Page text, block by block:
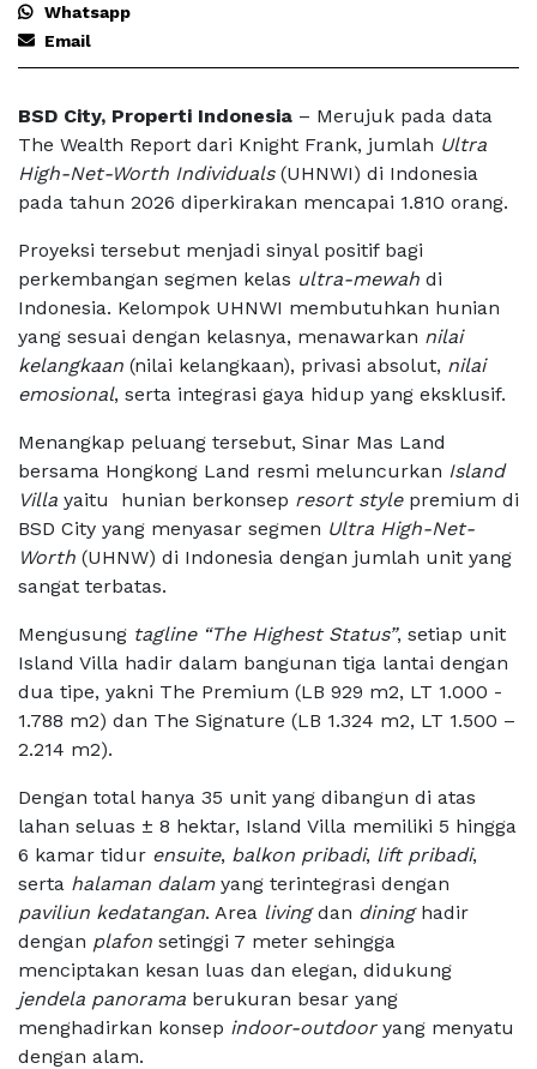
Whatsapp
Email
BSD City, Properti Indonesia – Merujuk pada data
The Wealth Report dari Knight Frank, jumlah Ultra
High-Net-Worth Individuals(UHNWI) di Indonesia
pada tahun 2026 diperkirakan mencapai 1.810 orang.
Proyeksi tersebut menjadi sinyal positif bagi
perkembangan segmen kelas ultra-mewah di
Indonesia. Kelompok UHNWI membutuhkan hunian
yang sesuai dengan kelasnya, menawarkan nilai
kelangkaan (nilai kelangkaan), privasi absolut, nilai
emosional, serta integrasi gaya hidup yang eksklusif.
Menangkap peluang tersebut, Sinar Mas Land
bersama Hongkong Land resmi meluncurkan Island
Villa yaitu hunian berkonsep resort stylepremium di
BSD City yang menyasar segmen Ultra High-Net-
Worth (UHNW) di Indonesia dengan jumlah unit yang
sangat terbatas.
Mengusung tagline “The Highest Status”, setiap unit
Island Villa hadir dalam bangunan tiga lantai dengan
dua tipe, yakni The Premium (LB 929 m2, LT 1.000 -
1.788 m2) dan The Signature (LB 1.324 m2, LT 1.500 –
2.214 m2).
Dengan total hanya 35 unit yang dibangun di atas
lahan seluas ± 8 hektar, Island Villa memiliki 5 hingga
6 kamar tidur ensuite, balkon pribadi, lift pribadi,
serta halaman dalamyang terintegrasi dengan
paviliun kedatangan. Area livingdan dininghadir
dengan plafon setinggi 7 meter sehingga
menciptakan kesan luas dan elegan, didukung
jendela panorama berukuran besar yang
menghadirkan konsep indoor-outdooryang menyatu
dengan alam.